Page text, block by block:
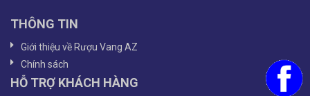
THÔNG TIN
Giới thiệu về Rượu Vang AZ
Chính sách
HỖ TRỢ KHÁCH HÀNG